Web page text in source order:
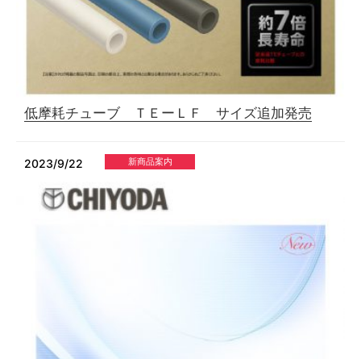
低摩耗チューブ ＴＥーＬＦ サイズ追加発売
2023/9/22 新商品案内